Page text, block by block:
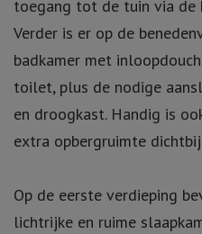
toegang tot de tuin via de
Verder is er op de
badkamer met
toilet, plus de nodige
en droogkast. Handig is
extra opbergruimte
Op de eerste verdieping
lichtrijke en ruime